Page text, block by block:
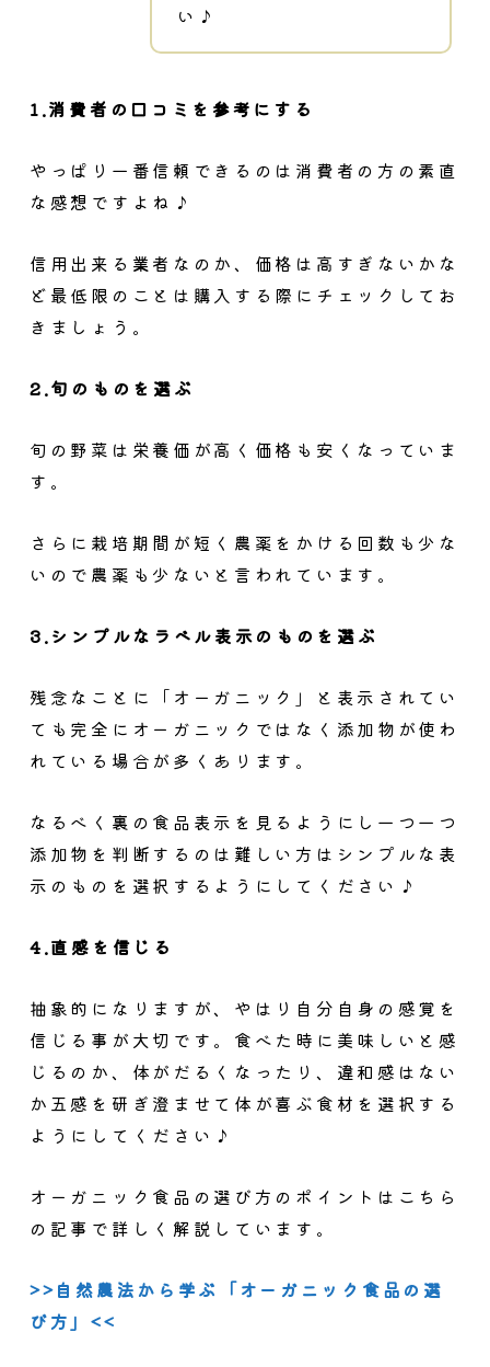
い♪
1.消費者の口コミを参考にする
やっぱり一番信頼できるのは消費者の方の素直
な感想ですよね♪
信用出来る業者なのか、価格は高すぎないかな
ど最低限のことは購入する際にチェックしてお
きましょう。
2.旬のものを選ぶ
旬の野菜は栄養価が高く価格も安くなっていま
す。
さらに栽培期間が短く農薬をかける回数も少な
いので農薬も少ないと言われています。
3.シンプルなラベル表示のものを選ぶ
残念なことに「オーガニック」と表示されてい
ても完全にオーガニックではなく添加物が使わ
れている場合が多くあります。
なるべく裏の食品表示を見るようにし一つ一つ
添加物を判断するのは難しい方はシンプルな表
示のものを選択するようにしてください♪
4.直感を信じる
抽象的になりますが、やはり自分自身の感覚を
信じる事が大切です。食べた時に美味しいと感
じるのか、体がだるくなったり、違和感はない
か五感を研ぎ澄ませて体が喜ぶ食材を選択する
ようにしてください♪
オーガニック食品の選び方のポイントはこちら
の記事で詳しく解説しています。
>>自然農法から学ぶ「オーガニック食品の選
び方」<<